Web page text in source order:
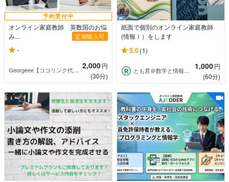
予約受付中
オンライン家庭教師 英数国のお悩
み...
定期購入可
-
Georgeee【ココリンク代表】 2,000円
(30分)
紙面で個別のオンライン家庭教師
(情報Ⅰ）をします
5.0(1)
とも君＠数学と情報の指導実績17年 1,000円
(60分)